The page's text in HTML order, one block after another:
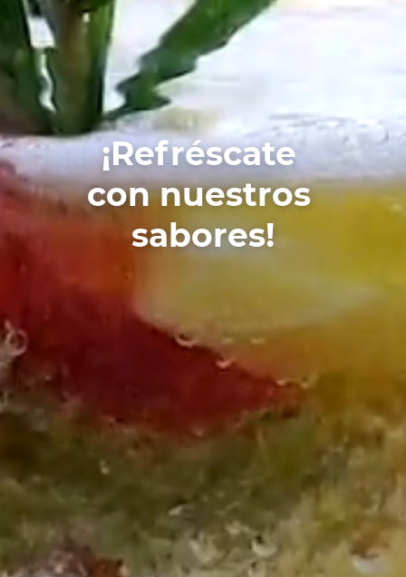
¡Refréscate
con nuestros
sabores!